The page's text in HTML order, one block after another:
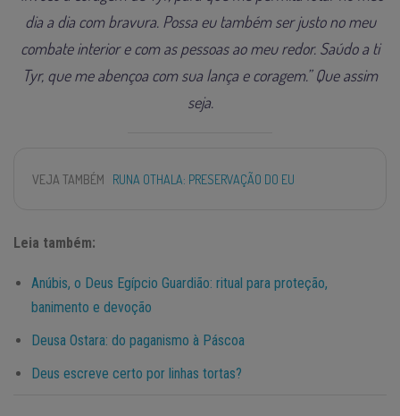
dia a dia com bravura. Possa eu também ser justo no meu
combate interior e com as pessoas ao meu redor. Saúdo a ti
Tyr, que me abençoa com sua lança e coragem.” Que assim
seja.
VEJA TAMBÉM RUNA OTHALA: PRESERVAÇÃO DO EU
Leia também:
Anúbis, o Deus Egípcio Guardião: ritual para proteção,
banimento e devoção
Deusa Ostara: do paganismo à Páscoa
Deus escreve certo por linhas tortas?